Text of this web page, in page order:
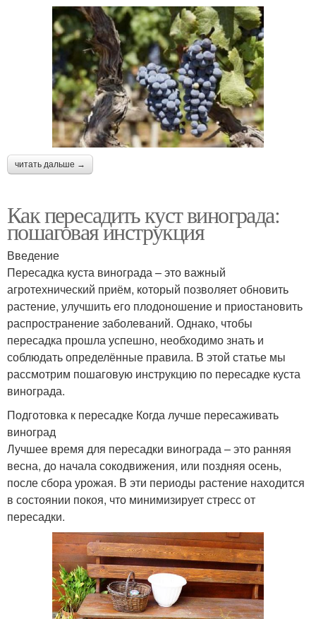
читать дальше →
Как пересадить куст винограда:
пошаговая инструкция
Введение
Пересадка куста винограда – это важный
агротехнический приём, который позволяет обновить
растение, улучшить его плодоношение и приостановить
распространение заболеваний. Однако, чтобы
пересадка прошла успешно, необходимо знать и
соблюдать определённые правила. В этой статье мы
рассмотрим пошаговую инструкцию по пересадке куста
винограда.
Подготовка к пересадке Когда лучше пересаживать
виноград
Лучшее время для пересадки винограда – это ранняя
весна, до начала сокодвижения, или поздняя осень,
после сбора урожая. В эти периоды растение находится
в состоянии покоя, что минимизирует стресс от
пересадки.